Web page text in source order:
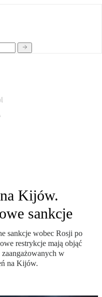
Kijów.
sankcje
sankcje wobec Rosji po
restrykcje mają objąć
w
na Kijów.